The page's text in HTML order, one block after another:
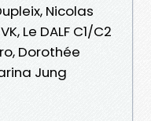
Nicolas
Le DALF C1/C2
Dorothée
Jung